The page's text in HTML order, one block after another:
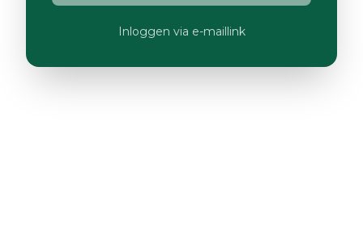
Inloggen via e-maillink